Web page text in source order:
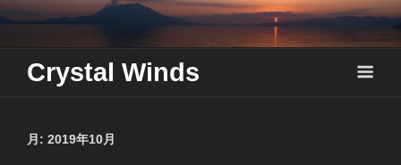
Skip
content
Crystal Winds
月: 2019年10月